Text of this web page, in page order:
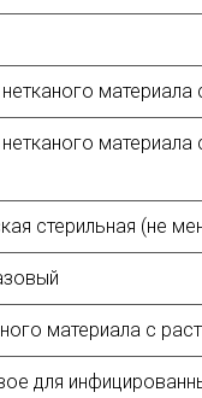
стерильная (не
материала с
для